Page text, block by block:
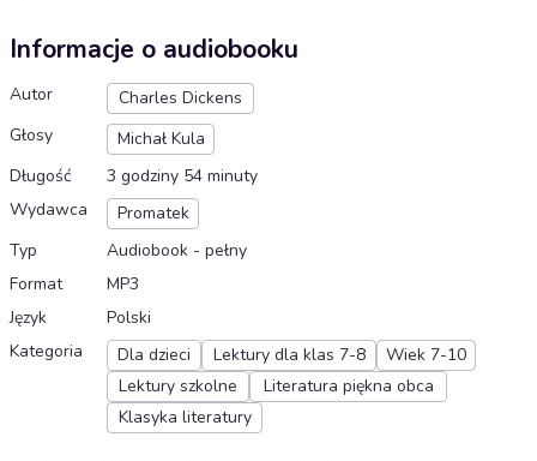
Informacje o audiobooku
Autor
Charles Dickens
Głosy
Michał Kula
Długość
3 godziny 54 minuty
Wydawca
Promatek
Typ
Audiobook - pełny
Format
MP3
Język
Polski
Kategoria
Dla dzieci Lektury dla klas 7-8
Wiek 7-10
Lektury szkolne
Literatura piękna obca
Klasyka literatury